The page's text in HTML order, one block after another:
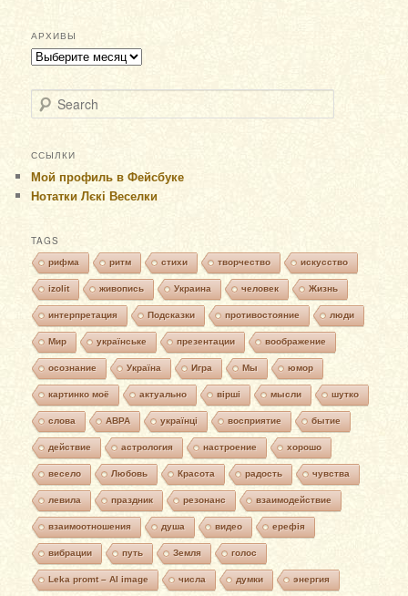
АРХИВЫ
Архивы
Search
ССЫЛКИ
Мой профиль в Фейсбуке
Нотатки Лєкі Веселки
TAGS
рифма ритм стихи творчество искусство
izolit живопись Украина человек Жизнь
интерпретация Подсказки противостояние люди
Мир українське презентации воображение
осознание Україна Игра Мы юмор
картинко моё актуально вірші мысли шутко
слова АВРА українці восприятие бытие
действие астрология настроение хорошо
весело Любовь Красота радость чувства
левила праздник резонанс взаимодействие
взаимоотношения душа видео ерефія
вибрации путь Земля голос
Leka promt – AI image числа думки энергия